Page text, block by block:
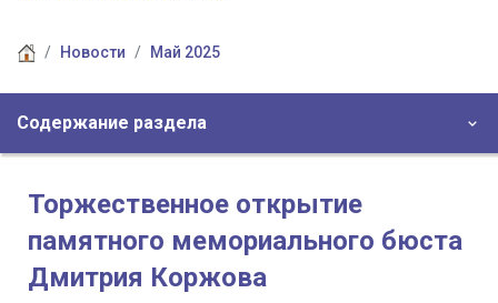
Новости Май 2025
Содержание раздела
Торжественное открытие
памятного мемориального бюста
Дмитрия Коржова